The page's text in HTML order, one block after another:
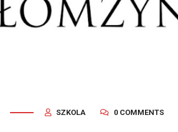
SZKOLA 0 COMMENTS